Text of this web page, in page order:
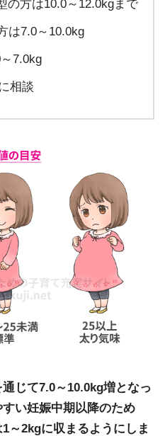
の方は10.0～12.0kgまで
は7.0～10.0kg
7.0kg
相談
じて7.0～10.0kg増となっ
い妊娠中期以降のため
～2kgに収まるようにしま